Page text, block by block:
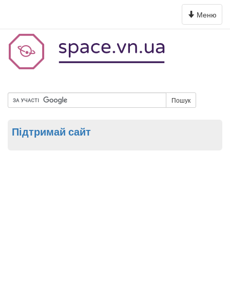
Toggle
navigation
Меню
Пошук
Підтримай сайт